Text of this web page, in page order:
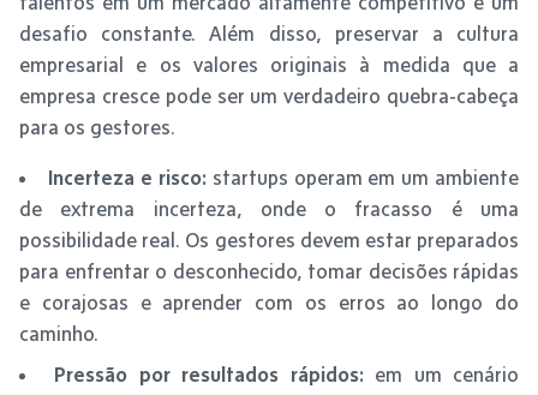
desafio constante. Além disso, preservar a cultura
empresarial e os valores originais à medida que a
empresa cresce pode ser um verdadeiro quebra-cabeça
para os gestores.
Incerteza e risco: startups operam em um ambiente
de extrema incerteza, onde o fracasso é uma
possibilidade real. Os gestores devem estar preparados
para enfrentar o desconhecido, tomar decisões rápidas
e corajosas e aprender com os erros ao longo do
caminho.
Pressão por resultados rápidos:em um cenário